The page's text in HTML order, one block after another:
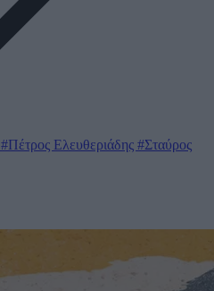
#Πέτρος Ελευθεριάδης #Σταύρος